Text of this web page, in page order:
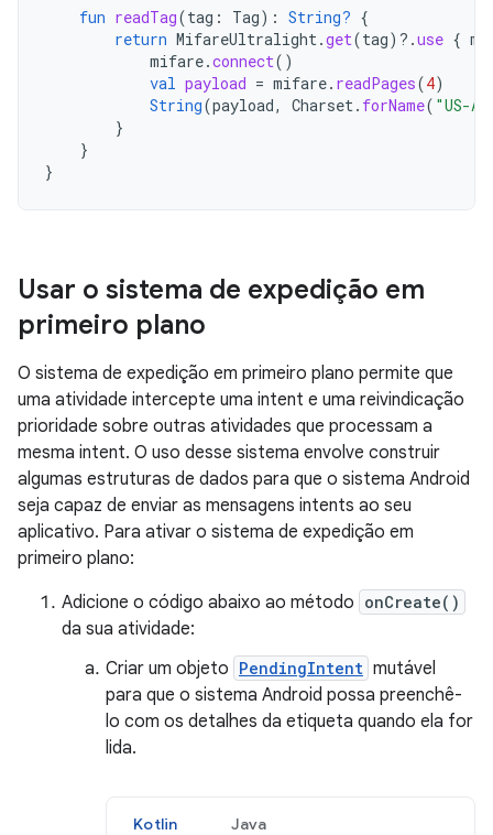
fun readTag(tag : Tag): String? {
return MifareUltralight.get(tag) ?.use {
mifare.connect()
val payload = mifare. readPages(4)
String(payload, Charset. forName( "US-
}
}
}
Usar o sistema de expedição em
primeiro plano
O sistema de expedição em primeiro plano permite que
uma atividade intercepte uma intent e uma reivindicação
prioridade sobre outras atividades que processam a
mesma intent. O uso desse sistema envolve construir
algumas estruturas de dados para que o sistema Android
seja capaz de enviar as mensagens intents ao seu
aplicativo. Para ativar o sistema de expedição em
primeiro plano:
Adicione o código abaixo ao método onCreate()
da sua atividade:
Criar um objeto PendingIntent mutável
para que o sistema Android possa preenchê-
lo com os detalhes da etiqueta quando ela for
lida.
Kotlin Java